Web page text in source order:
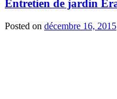
Entretien de jardin
Posted on décembre 16, 2015